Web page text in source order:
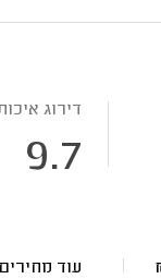
דירוג
9.7
עוד מחירים